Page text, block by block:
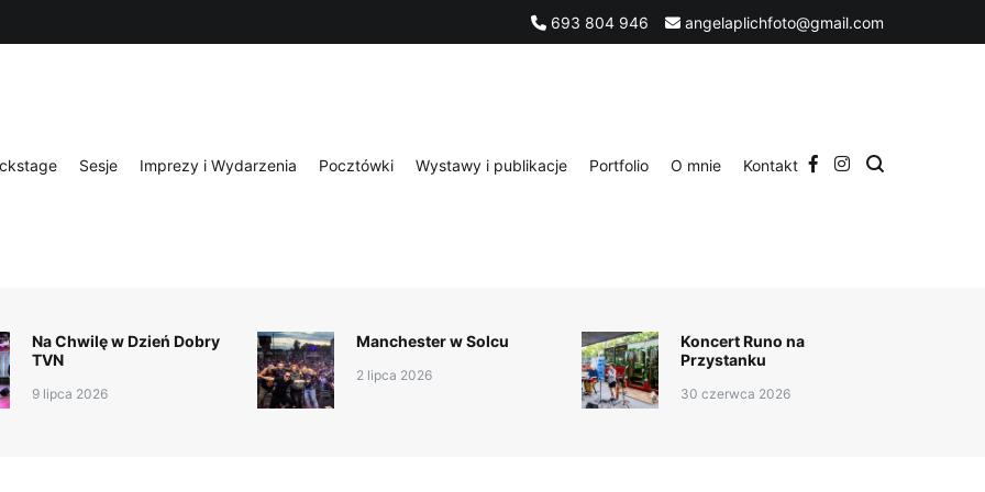
693 804 946 angelaplichfoto@gmail.com
Sesje Imprezy i Wydarzenia Pocztówki Wystawy i publikacje Portfolio O mnie Kontakt
Na Chwilę w Dzień Dobry
TVN
9 lipca 2026
Manchester w Solcu
2 lipca 2026
Koncert Runo na
Przystanku
30 czerwca 2026